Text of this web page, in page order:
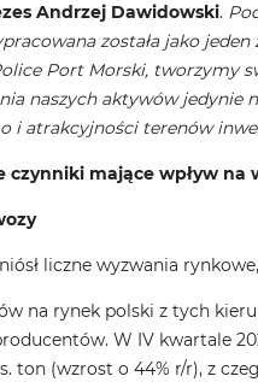
Andrzej Dawidowski.
została jako
Port Morski, tworzymy
naszych aktywów jedynie
i atrakcyjności terenów
czynniki mające wpływ
liczne wyzwania
na rynek polski z tych
W IV kwartale
ton (wzrost o 44% r/r), z